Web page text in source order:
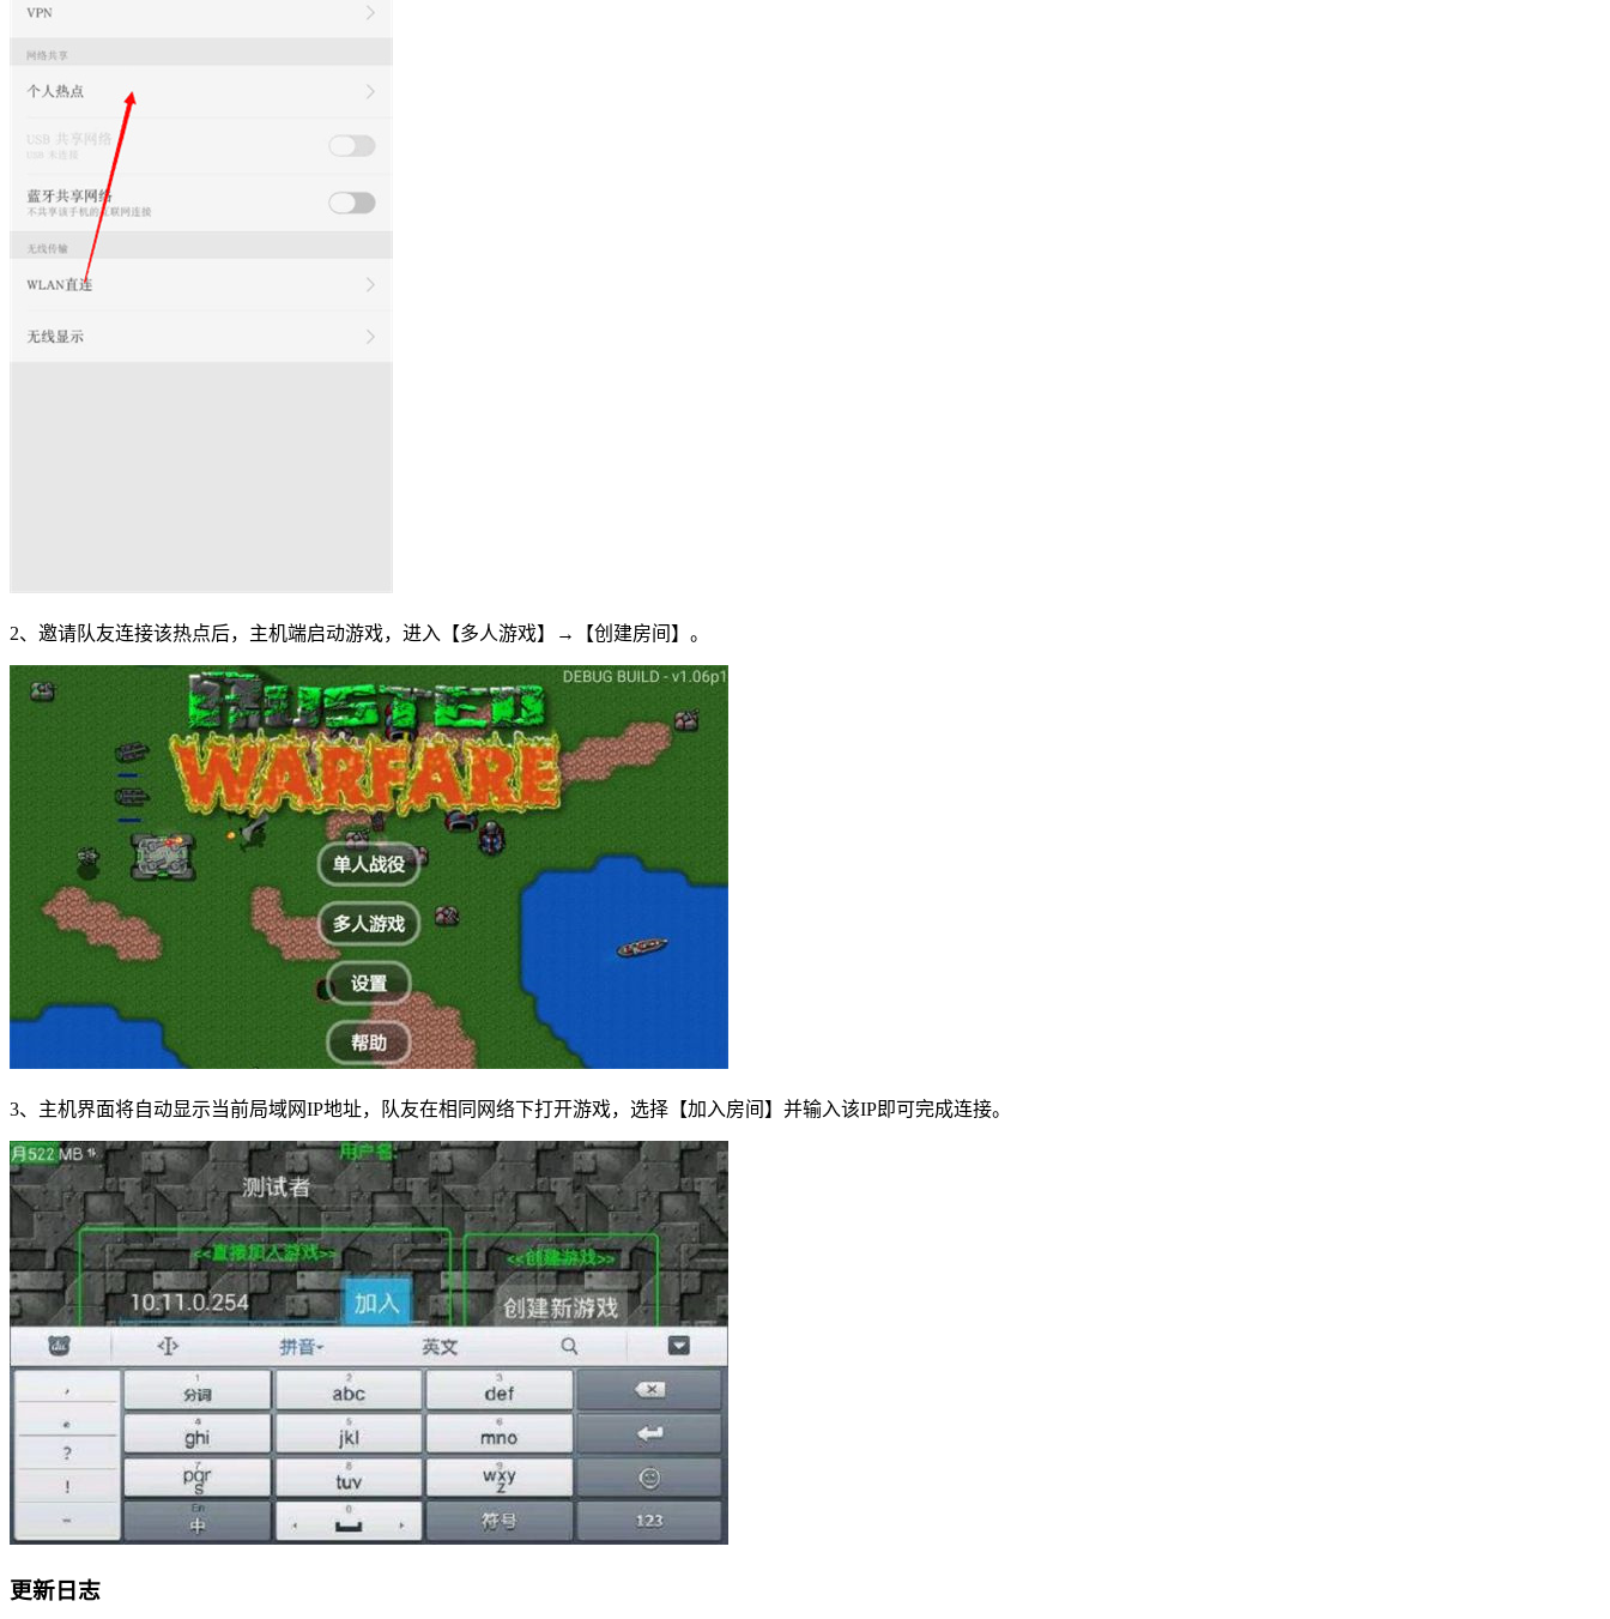
2、邀请队友连接该热点后，主机端启动游戏，进入【多人游戏】→【创建房间】。
3、主机界面将自动显示当前局域网IP地址，队友在相同网络下打开游戏，选择【加入房间】并输入该IP即可完成连接。
更新日志